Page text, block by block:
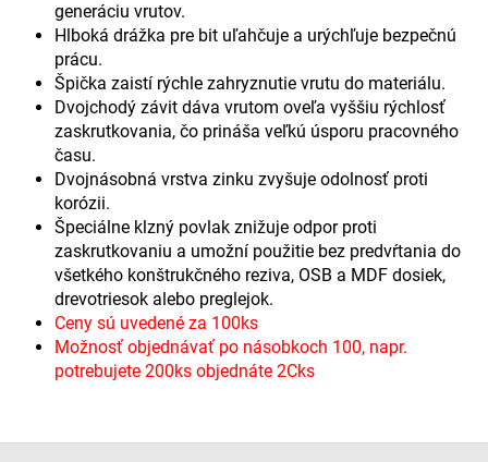
generáciu vrutov.
Hlboká drážka pre bit uľahčuje a urýchľuje bezpečnú
prácu.
Špička zaistí rýchle zahryznutie vrutu do materiálu.
Dvojchodý závit dáva vrutom oveľa vyššiu rýchlosť
zaskrutkovania, čo prináša veľkú úsporu pracovného
času.
Dvojnásobná vrstva zinku zvyšuje odolnosť proti
korózii.
Špeciálne klzný povlak znižuje odpor proti
zaskrutkovaniu a umožní použitie bez predvŕtania do
všetkého konštrukčného reziva, OSB a MDF dosiek,
drevotriesok alebo preglejok.
Ceny sú uvedené za 100ks
Možnosť objednávať po násobkoch 100, napr.
potrebujete 200ks objednáte 2Cks